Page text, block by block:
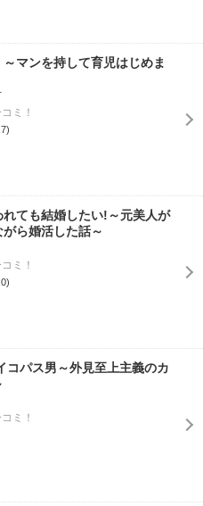
マンを持して育児はじめま
ミ！
ても結婚したい!～元美人が
ら婚活した話～
ミ！
コパス男～外見至上主義のカ
ミ！